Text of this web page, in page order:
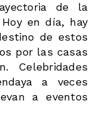
de la
en día, hay
de estos
por las casas
Celebridades
a veces
a eventos